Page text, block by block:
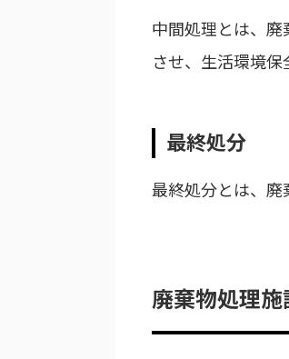
中間処理とは、
させ、生活環境保
最終処分
最終処分とは、廃
廃棄物処理